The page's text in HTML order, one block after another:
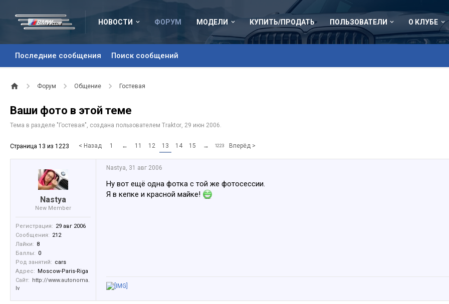
НОВОСТИ ФОРУМ
Последние сообщения Поиск сообщений
МОДЕЛИ КУПИТЬ/ПРОДАТЬ ПОЛЬЗОВАТЕЛИ О КЛУБЕ
Форум Общение Гостевая
Ваши фото в этой теме
Тема в разделе " Гостевая", создана пользователем Traktor, 29 июн 2006.
Страница 13 из 1223 < Назад 1 ← 11 12 13 14 15 → 1223 Вперёд >
Nastya
New Member
Регистрация: 29 авг 2006
Сообщения: 212
Лайки: 8
Баллы: 0
Род занятий: cars
Адрес: Moscow-Paris-Riga
Сайт: http://www.autonoma.
lv
Nastya, 31 авг 2006
Ну вот ещё одна фотка с той же фотосессии.
Я в кепке и красной майке!